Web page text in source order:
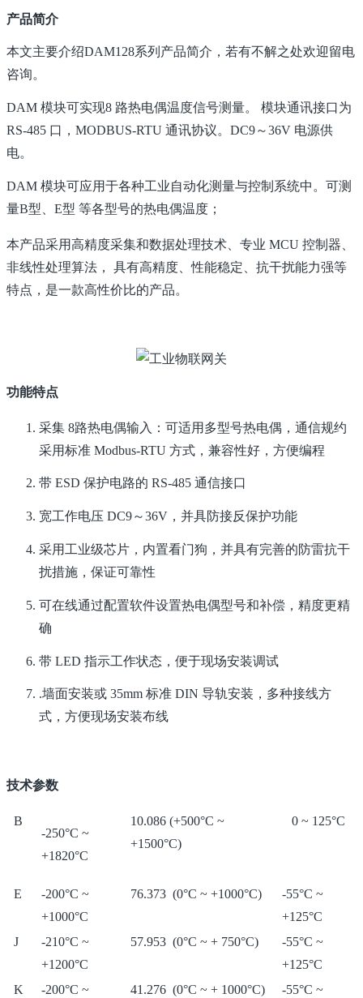
产品简介
本文主要介绍DAM128系列产品简介，若有不解之处欢迎留电
咨询。
DAM 模块可实现8 路热电偶温度信号测量。 模块通讯接口为
RS-485 口，MODBUS-RTU 通讯协议。DC9～36V 电源供
电。
DAM 模块可应用于各种工业自动化测量与控制系统中。可测
量B型、E型 等各型号的热电偶温度；
本产品采用高精度采集和数据处理技术、专业 MCU 控制器、
非线性处理算法， 具有高精度、性能稳定、抗干扰能力强等
特点，是一款高性价比的产品。
功能特点
采集 8路热电偶输入：可适用多型号热电偶 ， 通信规约
采用标准 Modbus-RTU 方式，兼容性好，方便编程
带 ESD 保护电路的 RS-485 通信接口
宽工作电压 DC9～36V，并具防接反保护功能
采用工业级芯片，内置看门狗，并具有完善的防雷抗干
扰措施，保证可靠性
可在线通过配置软件设置热电偶型号和补偿，精度更精
确
带 LED 指示工作状态，便于现场安装调试
.墙面安装或 35mm 标准 DIN 导轨安装，多种接线方
式，方便现场安装布线
技术参数
B
-250°C ~
+1820°C
10.086 (+500°C ~
+1500°C)
0 ~ 125°C
E
-200°C ~
+1000°C
76.373 (0°C ~ +1000°C)
-55°C ~
+125°C
J
-210°C ~
+1200°C
57.953 (0°C ~ + 750°C)
-55°C ~
+125°C
K
-200°C ~ 41.276 (0°C ~ + 1000°C) -55°C ~